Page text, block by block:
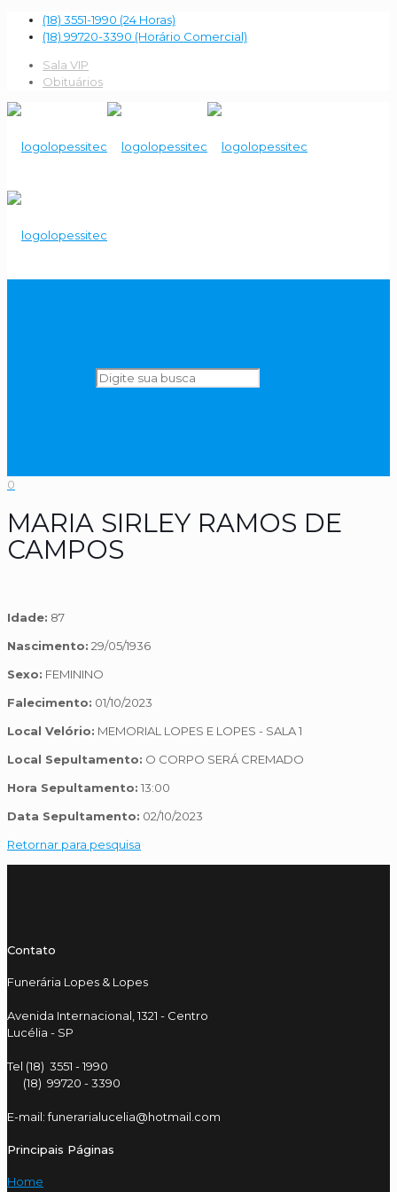
(18) 3551-1990 (24 Horas)
(18) 99720-3390 (Horário Comercial)
Sala VIP
Obituários
0
MARIA SIRLEY RAMOS DE
CAMPOS
Idade: 87
Nascimento: 29/05/1936
Sexo: FEMININO
Falecimento: 01/10/2023
Local Velório: MEMORIAL LOPES E LOPES - SALA 1
Local Sepultamento: O CORPO SERÁ CREMADO
Hora Sepultamento: 13:00
Data Sepultamento: 02/10/2023
Retornar para pesquisa
Contato
Funerária Lopes & Lopes
Avenida Internacional, 1321 - Centro
Lucélia - SP
Tel (18) 3551 - 1990
(18) 99720 - 3390
E-mail: funerarialucelia@hotmail.com
Principais Páginas
Home